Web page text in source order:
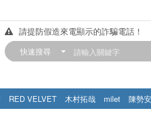
佳佳唱片
請提防假造來電顯示的詐騙電話！
【中華門市營業時間調整公告】
快速搜尋
RED VELVET 木村拓哉 milet
陳勢安